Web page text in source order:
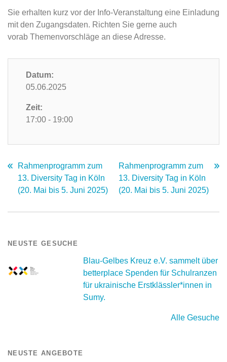
Sie erhalten kurz vor der Info-Veranstaltung eine Einladung
mit den Zugangsdaten. Richten Sie gerne auch
vorab Themenvorschläge an diese Adresse.
Datum:
05.06.2025
Zeit:
17:00 - 19:00
Rahmenprogramm zum
13. Diversity Tag in Köln
(20. Mai bis 5. Juni 2025)
Rahmenprogramm zum
13. Diversity Tag in Köln
(20. Mai bis 5. Juni 2025)
NEUSTE GESUCHE
Blau-Gelbes Kreuz e.V. sammelt über
betterplace Spenden für Schulranzen
für ukrainische Erstklässler*innen in
Sumy.
Alle Gesuche
NEUSTE ANGEBOTE